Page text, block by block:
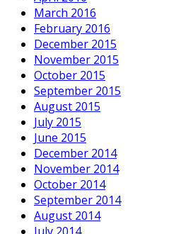
March 2016
February 2016
December 2015
November 2015
October 2015
September 2015
August 2015
July 2015
June 2015
December 2014
November 2014
October 2014
September 2014
August 2014